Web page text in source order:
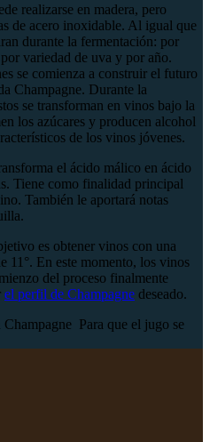
realizarse en madera, pero
de acero inoxidable. Al igual que
durante la fermentación: por
variedad de uva y por año.
se comienza a construir el futuro
Champagne. Durante la
se transforman en vinos bajo la
los azúcares y producen alcohol
de los vinos jóvenes.
el ácido málico en ácido
Tiene como finalidad principal
También le aportará notas
es obtener vinos con una
11°. En este momento, los vinos
del proceso finalmente
el perfil de Champagne deseado.
Champagne Para que el jugo se